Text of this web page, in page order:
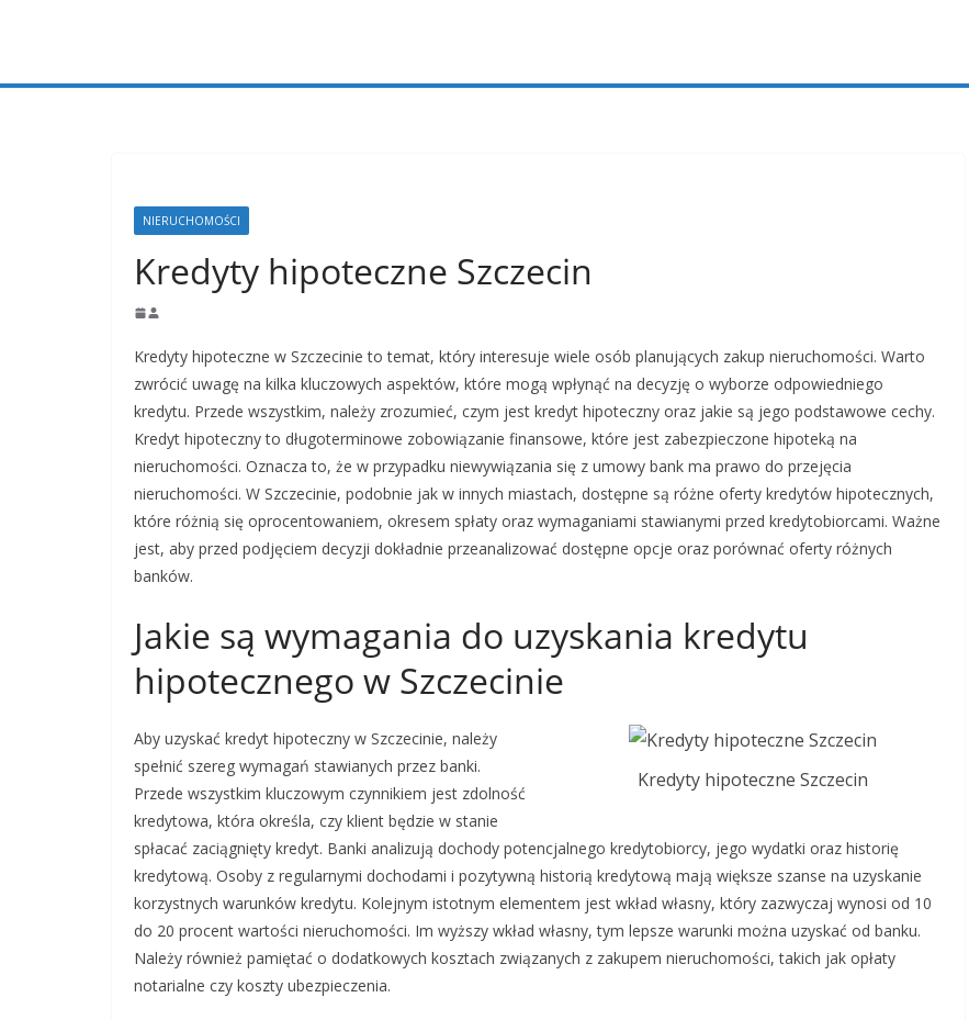
NIERUCHOMOŚCI
Kredyty hipoteczne Szczecin
Kredyty hipoteczne w Szczecinie to temat, który interesuje wiele osób planujących zakup nieruchomości. Warto
zwrócić uwagę na kilka kluczowych aspektów, które mogą wpłynąć na decyzję o wyborze odpowiedniego
kredytu. Przede wszystkim, należy zrozumieć, czym jest kredyt hipoteczny oraz jakie są jego podstawowe cechy.
Kredyt hipoteczny to długoterminowe zobowiązanie finansowe, które jest zabezpieczone hipoteką na
nieruchomości. Oznacza to, że w przypadku niewywiązania się z umowy bank ma prawo do przejęcia
nieruchomości. W Szczecinie, podobnie jak w innych miastach, dostępne są różne oferty kredytów hipotecznych,
które różnią się oprocentowaniem, okresem spłaty oraz wymaganiami stawianymi przed kredytobiorcami. Ważne
jest, aby przed podjęciem decyzji dokładnie przeanalizować dostępne opcje oraz porównać oferty różnych
banków.
Jakie są wymagania do uzyskania kredytu
hipotecznego w Szczecinie
Kredyty hipoteczne Szczecin
Aby uzyskać kredyt hipoteczny w Szczecinie, należy
spełnić szereg wymagań stawianych przez banki.
Przede wszystkim kluczowym czynnikiem jest zdolność
kredytowa, która określa, czy klient będzie w stanie
spłacać zaciągnięty kredyt. Banki analizują dochody potencjalnego kredytobiorcy, jego wydatki oraz historię
kredytową. Osoby z regularnymi dochodami i pozytywną historią kredytową mają większe szanse na uzyskanie
korzystnych warunków kredytu. Kolejnym istotnym elementem jest wkład własny, który zazwyczaj wynosi od 10
do 20 procent wartości nieruchomości. Im wyższy wkład własny, tym lepsze warunki można uzyskać od banku.
Należy również pamiętać o dodatkowych kosztach związanych z zakupem nieruchomości, takich jak opłaty
notarialne czy koszty ubezpieczenia.